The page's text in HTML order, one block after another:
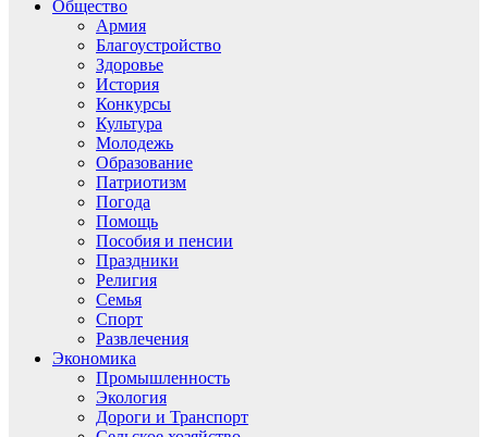
Общество
Армия
Благоустройство
Здоровье
История
Конкурсы
Культура
Молодежь
Образование
Патриотизм
Погода
Помощь
Пособия и пенсии
Праздники
Религия
Семья
Спорт
Развлечения
Экономика
Промышленность
Экология
Дороги и Транспорт